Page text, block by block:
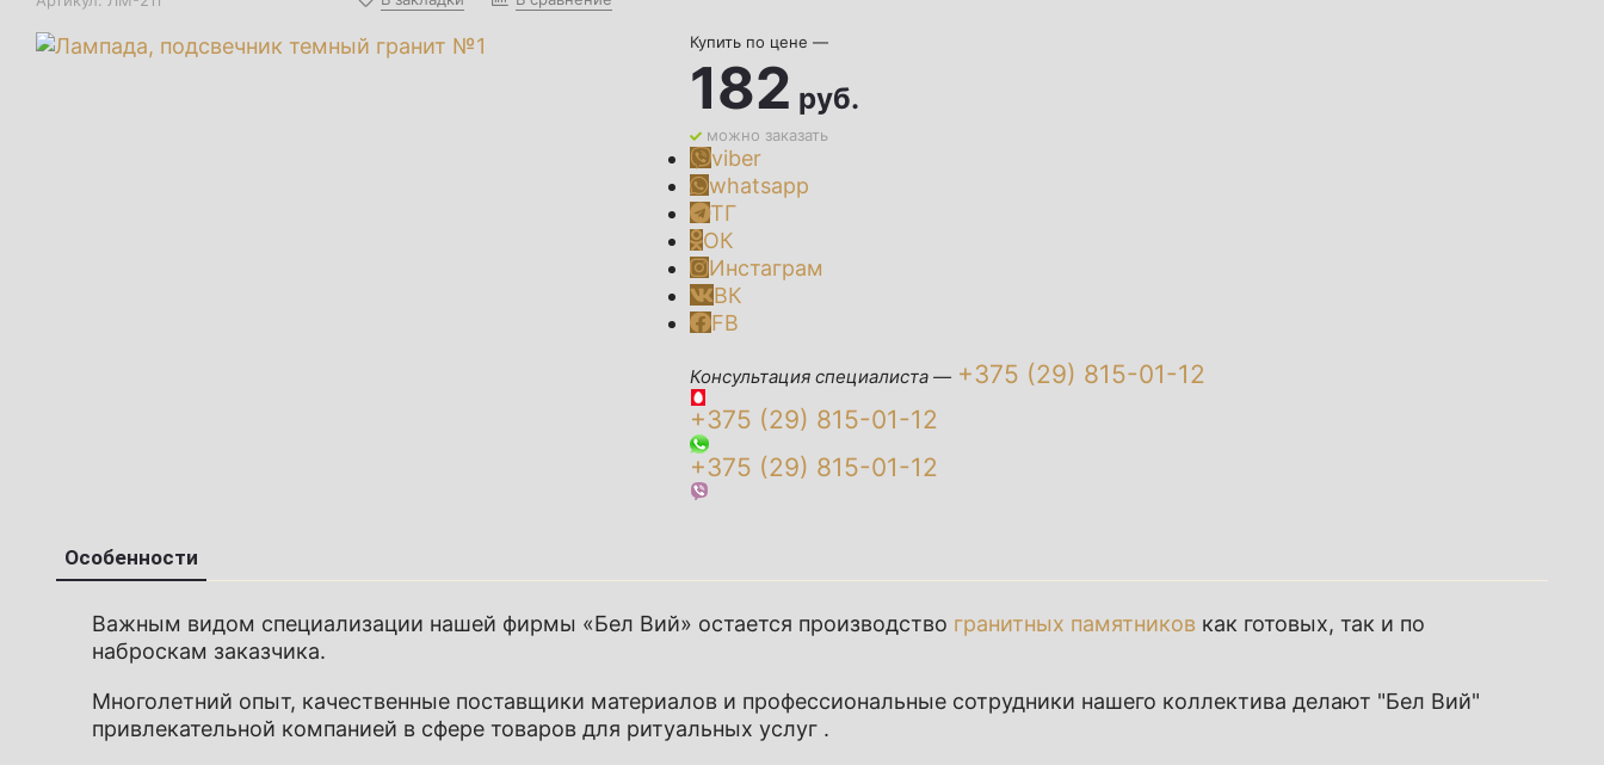
Купить по цене —
182 руб.
можно заказать
viber
whatsapp
ТГ
ОК
Инстаграм
ВК
FB
Консультация специалиста — +375 (29) 815-01-12
+375 (29) 815-01-12
+375 (29) 815-01-12
Особенности
Важным видом специализации нашей фирмы «Бел Вий» остается производство гранитных памятников как готовых, так и по
наброскам заказчика.
Многолетний опыт, качественные поставщики материалов и профессиональные сотрудники нашего коллектива делают "Бел Вий"
привлекательной компанией в сфере товаров для ритуальных услуг .